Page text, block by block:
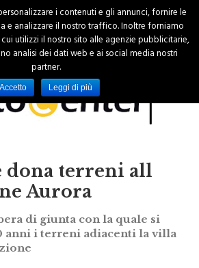
terreni all
Aurora
di giunta con la quale si
anni i terreni adiacenti la villa
i contenuti e gli annunci, fornire le
e analizzare il nostro traffico. Inoltre forniamo
utilizzi il nostro sito alle agenzie pubblicitarie,
analisi dei dati web e ai social media nostri
partner.
Accetto Leggi di più